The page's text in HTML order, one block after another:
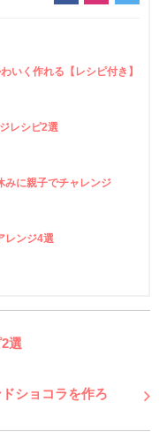
いく作れる【レシピ付き】
レシピ2選
みに親子でチャレンジ
レンジ4選
選
ショコラを作ろ